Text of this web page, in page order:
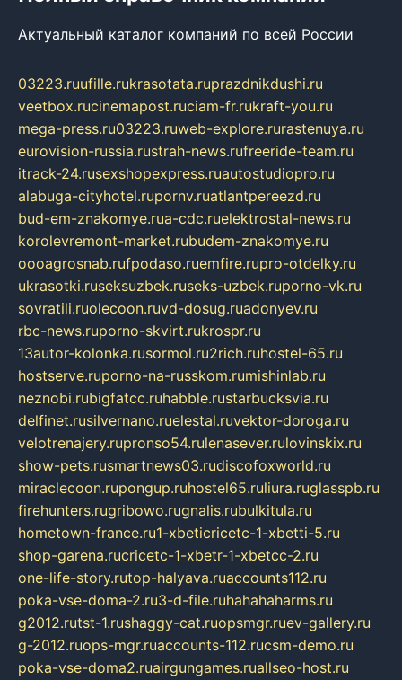
Актуальный каталог компаний по всей России
03223.ruufille.rukrasotata.ruprazdnikdushi.ru
veetbox.rucinemapost.ruciam-fr.rukraft-you.ru
mega-press.ru03223.ruweb-explore.rurastenuya.ru
eurovision-russia.rustrah-news.rufreeride-team.ru
itrack-24.rusexshopexpress.ruautostudiopro.ru
alabuga-cityhotel.rupornv.ruatlantpereezd.ru
bud-em-znakomye.rua-cdc.ruelektrostal-news.ru
korolevremont-market.rubudem-znakomye.ru
oooagrosnab.rufpodaso.ruemfire.rupro-otdelky.ru
ukrasotki.ruseksuzbek.ruseks-uzbek.ruporno-vk.ru
sovratili.ruolecoon.ruvd-dosug.ruadonyev.ru
rbc-news.ruporno-skvirt.rukrospr.ru
13autor-kolonka.rusormol.ru2rich.ruhostel-65.ru
hostserve.ruporno-na-russkom.rumishinlab.ru
neznobi.rubigfatcc.ruhabble.rustarbucksvia.ru
delfinet.rusilvernano.ruelestal.ruvektor-doroga.ru
velotrenajery.rupronso54.rulenasever.rulovinskix.ru
show-pets.rusmartnews03.rudiscofoxworld.ru
miraclecoon.rupongup.ruhostel65.ruliura.ruglasspb.ru
firehunters.rugribowo.rugnalis.rubulkitula.ru
hometown-france.ru1-xbeticricetc-1-xbetti-5.ru
shop-garena.rucricetc-1-xbetr-1-xbetcc-2.ru
one-life-story.rutop-halyava.ruaccounts112.ru
poka-vse-doma-2.ru3-d-file.ruhahahaharms.ru
g2012.rutst-1.rushaggy-cat.ruopsmgr.ruev-gallery.ru
g-2012.ruops-mgr.ruaccounts-112.rucsm-demo.ru
poka-vse-doma2.ruairgungames.ruallseo-host.ru